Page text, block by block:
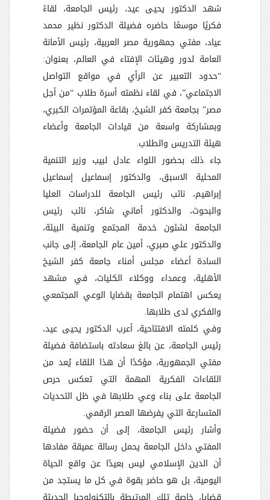
شهد الدكتور يحيى عيد، رئيس الجامعة، لقاءً
فكريًا موسعًا حاضره فضيلة الدكتور نظير محمد
عياد، مفتي جمهورية مصر العربية، رئيس الأمانة
العامة لدور وهيئات الإفتاء في العالم، بعنوان:
“حدود التعبير عن الرأي في مواقع التواصل
الاجتماعي”، في لقاء نظمته أسرة طلاب “من أجل
مصر” بجامعة كفر الشيخ، بقاعة المؤتمرات الكبري،
وبمشاركة واسعة من قيادات الجامعة وأعضاء
هيئة التدريس والطلاب.
جاء ذلك بحضور اللواء عادل لبيب وزير التنمية
المحلية الاسبق، والدكتور إسماعيل إسماعيل
إبراهيم، نائب رئيس الجامعة للدراسات العليا
والبحوث، والدكتور أماني شاكر، نائب رئيس
الجامعة لشئون خدمة المجتمع وتنمية البيئة،
والدكتور علي صبري، أمين عام الجامعة، إلى جانب
السادة أعضاء مجلس أمناء جامعة كفر الشيخ
الأهلية، وعمداء ووكلاء الكليات، في مشهد
يعكس اهتمام الجامعة بقضايا الوعي المجتمعي
والفكري لدى طلابها.
وفي كلمته الافتتاحية، أعرب الدكتور يحيى عيد،
رئيس الجامعة، عن بالغ سعادته باستضافة فضيلة
مفتي الجمهورية، مؤكدًا أن هذا اللقاء يُعد من
اللقاءات الفكرية المهمة التي تعكس حرص
الجامعة على بناء وعي طلابها في ظل التحديات
المتسارعة التي يفرضها العصر الرقمي.
وأشار رئيس الجامعة، إلى أن حضور فضيلة
المفتي داخل الجامعة يحمل رسالة عميقة مفادها
أن الدين الإسلامي ليس بعيدًا عن واقع الحياة
اليومية، بل هو حاضر بقوة في كل ما يستجد من